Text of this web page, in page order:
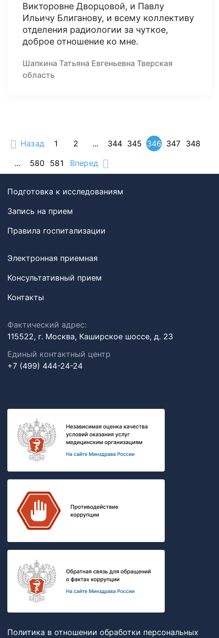
Викторовне Дворцовой, и Павлу
Ильичу Блиганову, и всему коллективу
отделения радиологии за чуткое,
доброе отношение ко мне.
Шапкина Татьяна Евгеньевна Тверская
область
Назад 1 2 ... 344 345 346 347 348
...
580 581 Вперед
Подготовка к исследованиям
Запись на прием
Правила госпитализации
Электронная приемная
Консультативный прием
Контакты
Фактический адрес:
115522, г. Москва, Каширское шоссе, д. 23
Единый контактный центр
+7 (499) 444-24-24
Политика в отношении обработки персональных